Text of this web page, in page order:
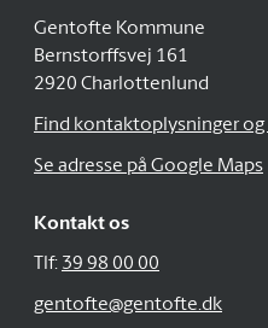
Gentofte Kommune
Bernstorffsvej 161
2920 Charlottenlund
Find kontaktoplysninger
Se adresse på Google Maps
Kontakt os
Tlf: 39 98 00 00
gentofte@gentofte.dk